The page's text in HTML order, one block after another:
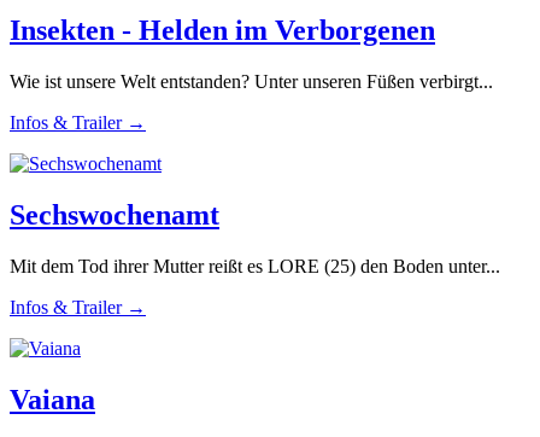
Insekten - Helden im Verborgenen
Wie ist unsere Welt entstanden? Unter unseren Füßen verbirgt...
Infos & Trailer →
Sechswochenamt
Mit dem Tod ihrer Mutter reißt es LORE (25) den Boden unter...
Infos & Trailer →
Vaiana